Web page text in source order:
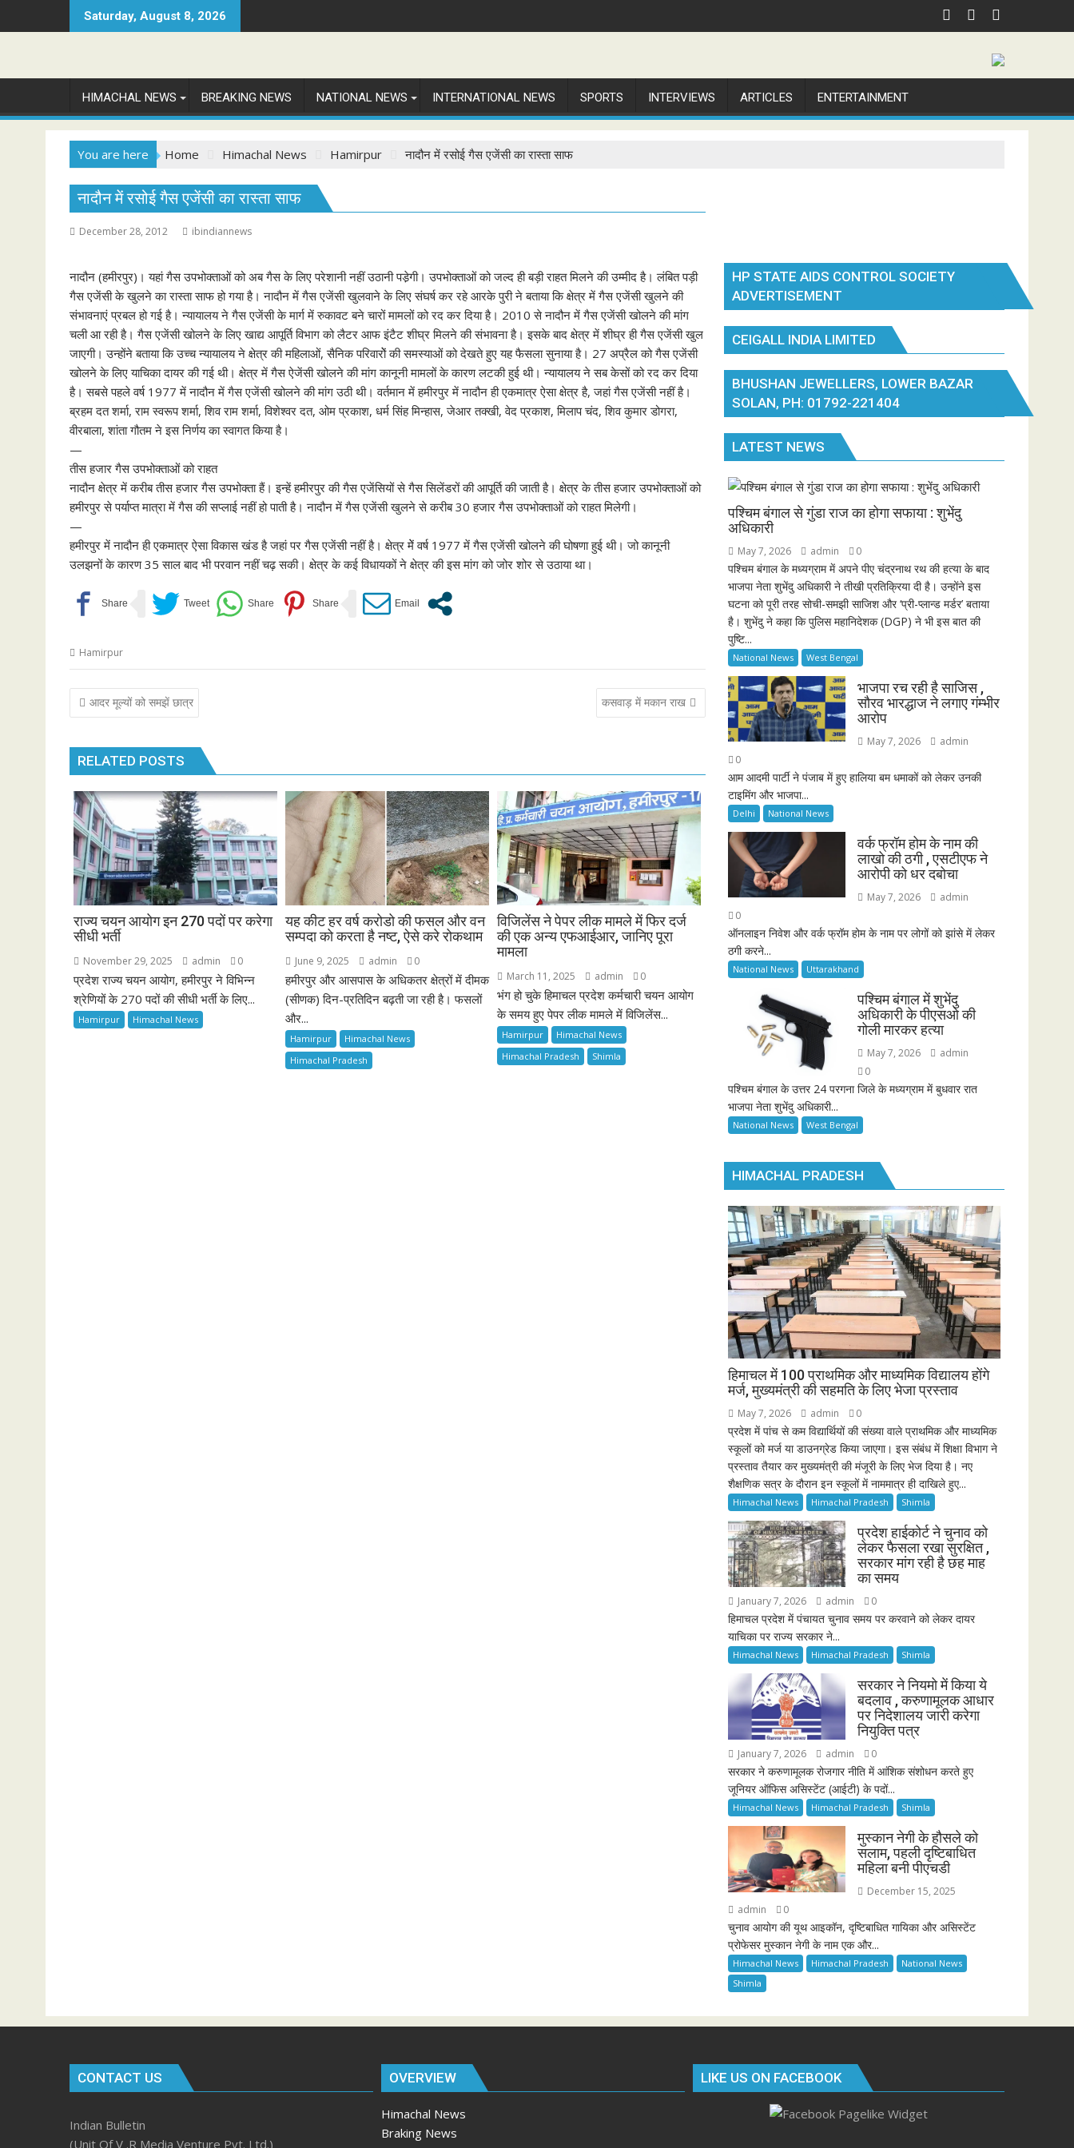
to
Saturday, August 8, 2026
HIMACHAL NEWS BREAKING NEWS NATIONAL NEWS INTERNATIONAL NEWS SPORTS INTERVIEWS ARTICLES ENTERTAINMENT
You are here Home Himachal News Hamirpur नादौन में रसोई गैस एजेंसी का रास्ता साफ
नादौन में रसोई गैस एजेंसी का रास्ता साफ
December 28, 2012 ibindiannews
नादौन (हमीरपुर)। यहां गैस उपभोक्ताओं को अब गैस के लिए परेशानी नहीं उठानी पडे़गी। उपभोक्ताओं को जल्द ही बड़ी राहत मिलने की उम्मीद है। लंबित पड़ी
गैस एजेंसी के खुलने का रास्ता साफ हो गया है। नादौन में गैस एजेंसी खुलवाने के लिए संघर्ष कर रहे आरके पुरी ने बताया कि क्षेत्र में गैस एजेंसी खुलने की
संभावनाएं प्रबल हो गई है। न्यायालय ने गैस एजेंसी के मार्ग में रुकावट बने चारों मामलों को रद कर दिया है। 2010 से नादौन में गैस एजेंसी खोलने की मांग
चली आ रही है। गैस एजेंसी खोलने के लिए खाद्य आपूर्ति विभाग को लैटर आफ इंटैट शीघ्र मिलने की संभावना है। इसके बाद क्षेत्र में शीघ्र ही गैस एजेंसी खुल
जाएगी। उन्होंने बताया कि उच्च न्यायालय ने क्षेत्र की महिलाओं, सैनिक परिवारोें की समस्याओं को देखते हुए यह फैसला सुनाया है। 27 अप्रैल को गैस एजेंसी
खोलने के लिए याचिका दायर की गई थी। क्षेत्र में गैस ऐजेंसी खोलने की मांग कानूनी मामलों के कारण लटकी हुई थी। न्यायालय ने सब केसों को रद कर दिया
है। सबसे पहले वर्ष 1977 में नादौन में गैस एजेंसी खोलने की मांग उठी थी। वर्तमान में हमीरपुर में नादौन ही एकमात्र ऐसा क्षेत्र है, जहां गैस एजेंसी नहीं है।
ब्रहम दत शर्मा, राम स्वरूप शर्मा, शिव राम शर्मा, विशेश्वर दत, ओम प्रकाश, धर्म सिंह मिन्हास, जेआर तक्खी, वेद प्रकाश, मिलाप चंद, शिव कुमार डोगरा,
वीरबाला, शांता गौतम ने इस निर्णय का स्वागत किया है।
—
तीस हजार गैस उपभोक्ताओं को राहत
नादौन क्षेत्र में करीब तीस हजार गैस उपभोक्ता हैं। इन्हें हमीरपुर की गैस एजेंसियों से गैस सिलेंडरों की आपूर्ति की जाती है। क्षेत्र के तीस हजार उपभोक्ताओं को
हमीरपुर से पर्याप्त मात्रा में गैस की सप्लाई नहीं हो पाती है। नादौन में गैस एजेंसी खुलने से करीब 30 हजार गैस उपभोक्ताओं को राहत मिलेगी।
—
हमीरपुर में नादौन ही एकमात्र ऐसा विकास खंड है जहां पर गैस एजेंसी नहीं है। क्षेत्र मेें वर्ष 1977 में गैस एजेंसी खोलने की घोषणा हुई थी। जो कानूनी
उलझनों के कारण 35 साल बाद भी परवान नहीं चढ़ सकी। क्षेत्र के कई विधायकों ने क्षेत्र की इस मांग को जोर शोर से उठाया था।
Hamirpur
Post
navigation
आदर मूल्यों को समझें छात्र कसवाड़ में मकान राख
RELATED POSTS
राज्य चयन आयोग इन 270 पदों पर करेगा
सीधी भर्ती
November 29, 2025 admin 0
प्रदेश राज्य चयन आयोग, हमीरपुर ने विभिन्न
श्रेणियों के 270 पदों की सीधी भर्ती के लिए...
Hamirpur Himachal News
यह कीट हर वर्ष करोडो की फसल और वन
सम्पदा को करता है नष्ट, ऐसे करे रोकथाम
June 9, 2025 admin 0
हमीरपुर और आसपास के अधिकतर क्षेत्रों में दीमक
(सीणक) दिन-प्रतिदिन बढ़ती जा रही है। फसलों
और...
Hamirpur
Himachal News
Himachal Pradesh
विजिलेंस ने पेपर लीक मामले में फिर दर्ज
की एक अन्य एफआईआर, जानिए पूरा
मामला
March 11, 2025 admin 0
भंग हो चुके हिमाचल प्रदेश कर्मचारी चयन आयोग
के समय हुए पेपर लीक मामले में विजिलेंस...
Hamirpur
Himachal News
Himachal Pradesh
Shimla
HP STATE AIDS CONTROL SOCIETY
ADVERTISEMENT
CEIGALL INDIA LIMITED
BHUSHAN JEWELLERS, LOWER BAZAR
SOLAN, PH: 01792-221404
LATEST NEWS
पश्चिम बंगाल से गुंडा राज का होगा सफाया : शुभेंदु
अधिकारी
May 7, 2026 admin 0
पश्चिम बंगाल के मध्यग्राम में अपने पीए चंद्रनाथ रथ की हत्या के बाद
भाजपा नेता शुभेंदु अधिकारी ने तीखी प्रतिक्रिया दी है। उन्होंने इस
घटना को पूरी तरह सोची-समझी साजिश और ‘प्री-प्लान्ड मर्डर’ बताया
है। शुभेंदु ने कहा कि पुलिस महानिदेशक (DGP) ने भी इस बात की
पुष्टि...
National News West Bengal
भाजपा रच रही है साजिस ,
सौरव भारद्धाज ने लगाए गंम्भीर
आरोप
May 7, 2026
admin
0
आम आदमी पार्टी ने पंजाब में हुए हालिया बम धमाकों को लेकर उनकी
टाइमिंग और भाजपा...
Delhi National News
वर्क फ्रॉम होम के नाम की
लाखो की ठगी , एसटीएफ ने
आरोपी को धर दबोचा
May 7, 2026
admin
0
ऑनलाइन निवेश और वर्क फ्रॉम होम के नाम पर लोगों को झांसे में लेकर
ठगी करने...
National News Uttarakhand
पश्चिम बंगाल में शुभेंदु
अधिकारी के पीएसओ की
गोली मारकर हत्या
May 7, 2026
admin
0
पश्चिम बंगाल के उत्तर 24 परगना जिले के मध्यग्राम में बुधवार रात
भाजपा नेता शुभेंदु अधिकारी...
National News West Bengal
HIMACHAL PRADESH
हिमाचल में 100 प्राथमिक और माध्यमिक विद्यालय होंगे
मर्ज, मुख्यमंत्री की सहमति के लिए भेजा प्रस्ताव
May 7, 2026 admin 0
प्रदेश में पांच से कम विद्यार्थियों की संख्या वाले प्राथमिक और माध्यमिक
स्कूलों को मर्ज या डाउनग्रेड किया जाएगा। इस संबंध में शिक्षा विभाग ने
प्रस्ताव तैयार कर मुख्यमंत्री की मंजूरी के लिए भेज दिया है। नए
शैक्षणिक सत्र के दौरान इन स्कूलों में नाममात्र ही दाखिले हुए...
Himachal News Himachal Pradesh Shimla
प्रदेश हाईकोर्ट ने चुनाव को
लेकर फैसला रखा सुरक्षित ,
सरकार मांग रही है छह माह
का समय
January 7, 2026 admin 0
हिमाचल प्रदेश में पंचायत चुनाव समय पर करवाने को लेकर दायर
याचिका पर राज्य सरकार ने...
Himachal News Himachal Pradesh Shimla
सरकार ने नियमो में किया ये
बदलाव , करुणामूलक आधार
पर निदेशालय जारी करेगा
नियुक्ति पत्र
January 7, 2026 admin 0
सरकार ने करुणामूलक रोजगार नीति में आंशिक संशोधन करते हुए
जूनियर ऑफिस असिस्टेंट (आईटी) के पदों...
Himachal News Himachal Pradesh Shimla
मुस्कान नेगी के हौसले को
सलाम, पहली दृष्टिबाधित
महिला बनी पीएचडी
December 15, 2025
admin
0
चुनाव आयोग की यूथ आइकॉन, दृष्टिबाधित गायिका और असिस्टेंट
प्रोफेसर मुस्कान नेगी के नाम एक और...
Himachal News Himachal Pradesh
National News
Shimla
CONTACT US
Indian Bulletin
(Unit Of V .R Media Venture Pvt. Ltd.)
OVERVIEW
Himachal News
Braking News
LIKE US ON FACEBOOK